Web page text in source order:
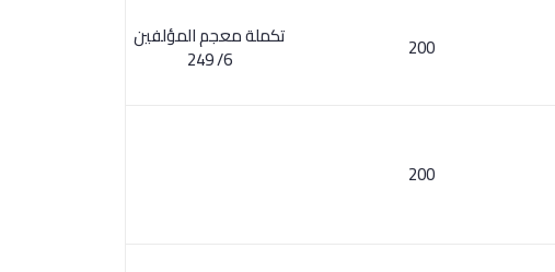
200 تكملة معجم المؤلفين
6/ 249
200